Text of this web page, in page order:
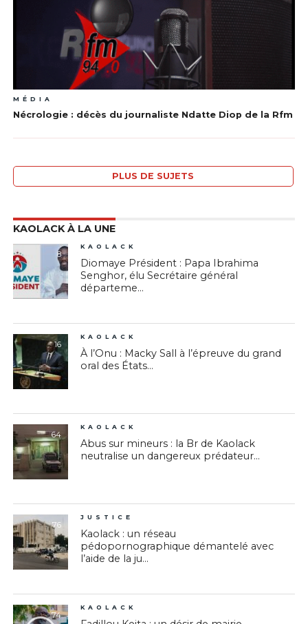
MÉDIA
Nécrologie : décès du journaliste Ndatte Diop de la Rfm
PLUS DE SUJETS
KAOLACK À LA UNE
8
KAOLACK
Diomaye Président : Papa Ibrahima
Senghor, élu Secrétaire général
départeme...
16
KAOLACK
À l’Onu : Macky Sall à l’épreuve du grand
oral des États...
64
KAOLACK
Abus sur mineurs : la Br de Kaolack
neutralise un dangereux prédateur...
76
JUSTICE
Kaolack : un réseau
pédopornographique démantelé avec
l’aide de la ju...
74
KAOLACK